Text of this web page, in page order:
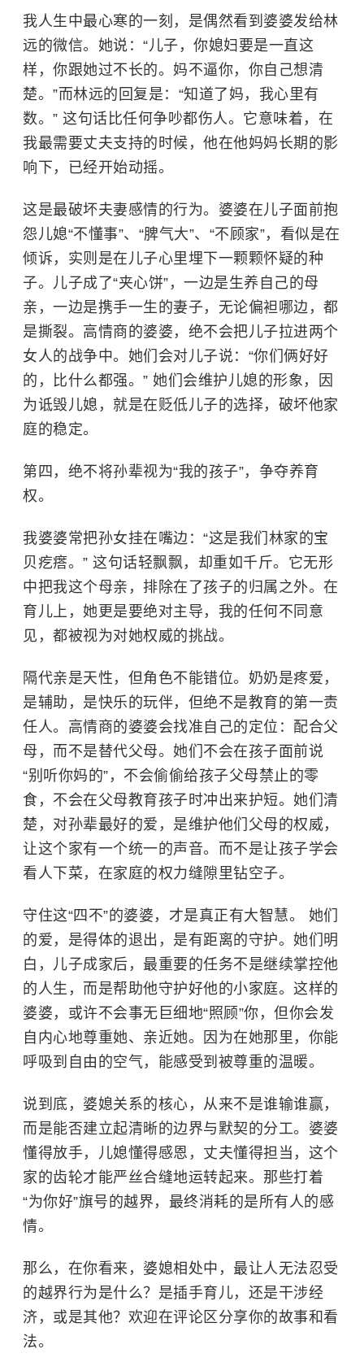
我人生中最心寒的一刻，是偶然看到婆婆发给林
远的微信。她说：“儿子，你媳妇要是一直这
样，你跟她过不长的。妈不逼你，你自己想清
楚。”而林远的回复是：“知道了妈，我心里有
数。” 这句话比任何争吵都伤人。它意味着，在
我最需要丈夫支持的时候，他在他妈妈长期的影
响下，已经开始动摇。
这是最破坏夫妻感情的行为。婆婆在儿子面前抱
怨儿媳“不懂事”、“脾气大”、“不顾家”，看似是在
倾诉，实则是在儿子心里埋下一颗颗怀疑的种
子。儿子成了“夹心饼”，一边是生养自己的母
亲，一边是携手一生的妻子，无论偏袒哪边，都
是撕裂。高情商的婆婆，绝不会把儿子拉进两个
女人的战争中。她们会对儿子说：“你们俩好好
的，比什么都强。” 她们会维护儿媳的形象，因
为诋毁儿媳，就是在贬低儿子的选择，破坏他家
庭的稳定。
第四，绝不将孙辈视为“我的孩子”，争夺养育
权。
我婆婆常把孙女挂在嘴边：“这是我们林家的宝
贝疙瘩。” 这句话轻飘飘，却重如千斤。它无形
中把我这个母亲，排除在了孩子的归属之外。在
育儿上，她更是要绝对主导，我的任何不同意
见，都被视为对她权威的挑战。
隔代亲是天性，但角色不能错位。奶奶是疼爱，
是辅助，是快乐的玩伴，但绝不是教育的第一责
任人。高情商的婆婆会找准自己的定位：配合父
母，而不是替代父母。她们不会在孩子面前说
“别听你妈的”，不会偷偷给孩子父母禁止的零
食，不会在父母教育孩子时冲出来护短。她们清
楚，对孙辈最好的爱，是维护他们父母的权威，
让这个家有一个统一的声音。而不是让孩子学会
看人下菜，在家庭的权力缝隙里钻空子。
守住这“四不”的婆婆，才是真正有大智慧。​ 她们
的爱，是得体的退出，是有距离的守护。她们明
白，儿子成家后，最重要的任务不是继续掌控他
的人生，而是帮助他守护好他的小家庭。这样的
婆婆，或许不会事无巨细地“照顾”你，但你会发
自内心地尊重她、亲近她。因为在她那里，你能
呼吸到自由的空气，能感受到被尊重的温暖。
说到底，婆媳关系的核心，从来不是谁输谁赢，
而是能否建立起清晰的边界与默契的分工。婆婆
懂得放手，儿媳懂得感恩，丈夫懂得担当，这个
家的齿轮才能严丝合缝地运转起来。那些打着
“为你好”旗号的越界，最终消耗的是所有人的感
情。
那么，在你看来，婆媳相处中，最让人无法忍受
的越界行为是什么？是插手育儿，还是干涉经
济，或是其他？欢迎在评论区分享你的故事和看
法。